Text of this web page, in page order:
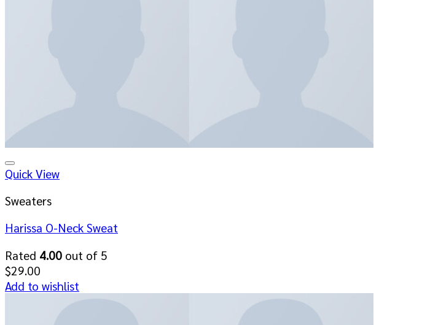
Quick View
Sweaters
Harissa O-Neck Sweat
Rated 4.00 out of 5
$29.00
Add to wishlist